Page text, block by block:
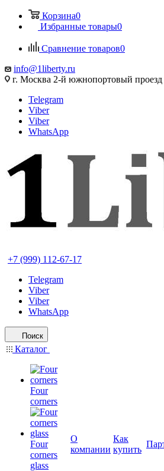
Корзина0
Избранные товары0
Сравнение товаров0
info@1liberty.ru
г. Москва 2-й южнопортовый проезд
Telegram
Viber
Viber
WhatsApp
+7 (999) 112-67-17
Telegram
Viber
Viber
WhatsApp
Поиск
Каталог
Four
corners
Four
corners
glass
О
компании
Как
купить